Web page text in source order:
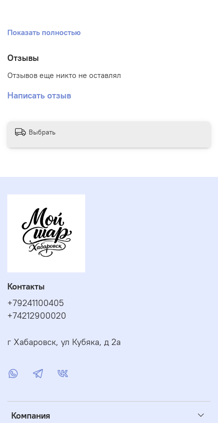
1 цифра с надписью
Показать полностью
Отзывы
Отзывов еще никто не оставлял
Написать отзыв
Выбрать
Компания
Контакты
+79241100405
+74212900020
г Хабаровск, ул Кубяка, д 2а